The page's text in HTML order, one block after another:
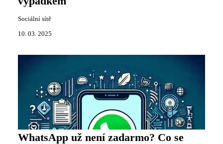
Sociální sítě
10. 03. 2025
WhatsApp už není zadarmo? Co se